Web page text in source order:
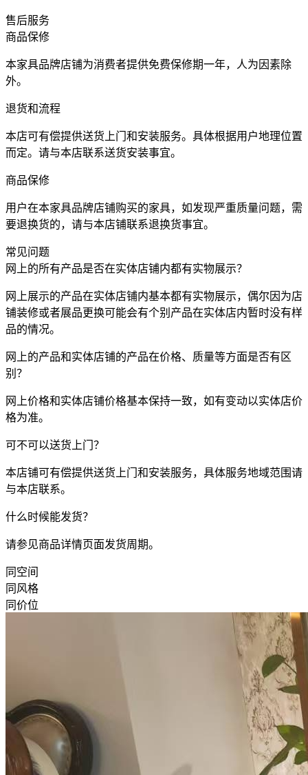
售后服务
商品保修
本家具品牌店铺为消费者提供免费保修期一年，人为因素除
外。
退货和流程
本店可有偿提供送货上门和安装服务。具体根据用户地理位置
而定。请与本店联系送货安装事宜。
商品保修
用户在本家具品牌店铺购买的家具，如发现严重质量问题，需
要退换货的，请与本店铺联系退换货事宜。
常见问题
网上的所有产品是否在实体店铺内都有实物展示？
网上展示的产品在实体店铺内基本都有实物展示，偶尔因为店
铺装修或者展品更换可能会有个别产品在实体店内暂时没有样
品的情况。
网上的产品和实体店铺的产品在价格、质量等方面是否有区
别？
网上价格和实体店铺价格基本保持一致，如有变动以实体店价
格为准。
可不可以送货上门？
本店铺可有偿提供送货上门和安装服务，具体服务地域范围请
与本店联系。
什么时候能发货？
请参见商品详情页面发货周期。
同空间
同风格
同价位